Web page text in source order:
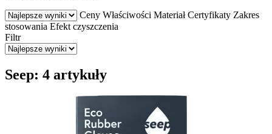
Ceny Właściwości Materiał Certyfikaty Zakres
stosowania Efekt czyszczenia
Filtr
Seep: 4 artykuły